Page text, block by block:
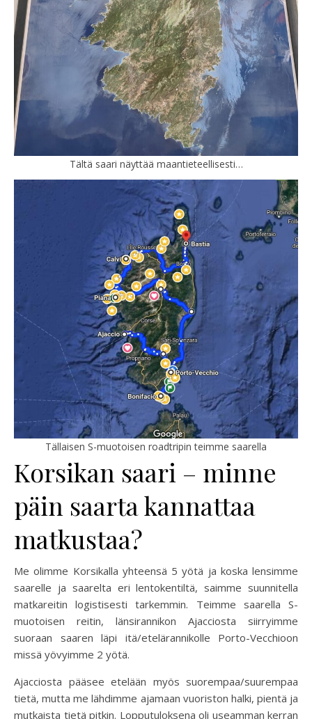
Tältä saari näyttää maantieteellisesti…
Tällaisen S-muotoisen roadtripin teimme saarella
Korsikan saari – minne
päin saarta kannattaa
matkustaa?
Me olimme Korsikalla yhteensä 5 yötä ja koska lensimme
saarelle ja saarelta eri lentokentiltä, saimme suunnitella
matkareitin logistisesti tarkemmin. Teimme saarella S-
muotoisen reitin, länsirannikon Ajacciosta siirryimme
suoraan saaren läpi itä/etelärannikolle Porto-Vecchioon
missä yövyimme 2 yötä.
Ajacciosta pääsee etelään myös suorempaa/suurempaa
tietä, mutta me lähdimme ajamaan vuoriston halki, pientä ja
mutkaista tietä pitkin. Lopputuloksena oli useamman kerran